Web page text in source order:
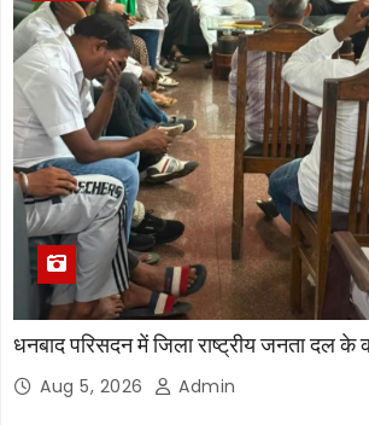
धनबाद परिसदन में जिला राष्ट्रीय जनता दल के
Aug 5, 2026 Admin